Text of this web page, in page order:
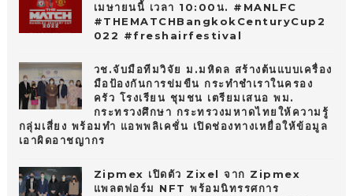
เมษายนนี้ เวลา 10:00น. #MANLFC
#THEMATCHBangkokCenturyCup2
022 #freshairfestival
วช.จับมือทีมวิจัย ม.มหิดล สร้างต้นแบบเครื่อง
มือป้องกันการข่มขืน กระทำชำเราในครอง
ครัว โรงเรียน ชุมชน เตรียมเสนอ พม.
กระทรวงศึกษา กระทรวงมหาดไทยให้ความรู้
กลุ่มเสี่ยง พร้อมทำ แอพพลิเคชั่น เปิดช่องทางเหยื่อให้ข้อมูล
เอาผิดอาชญากร
Zipmex เปิดตัว Zixel จาก Zipmex
แพลตฟอร์ม NFT พร้อมนิทรรศการ